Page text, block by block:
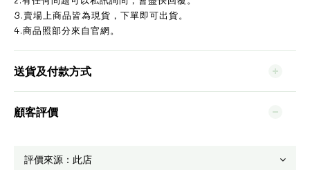
3.賣場上商品皆為現貨，下單即可出貨。
4.商品照部分來自官網。
送貨及付款方式
顧客評價